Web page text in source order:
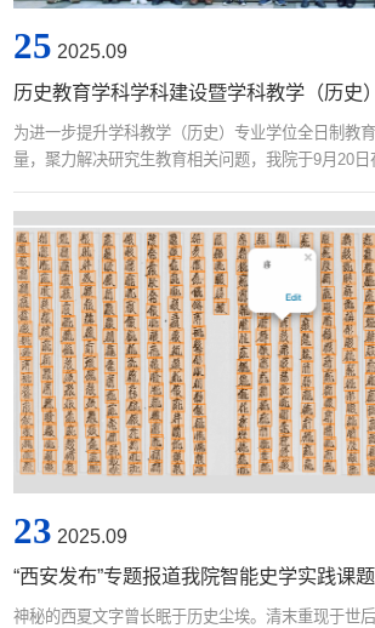
25 2025.09
为进一步提升学科教学（历史）专业学位全日制教
量，聚力解决研究生教育相关问题，我院于9月20日
坛。学院党委书记孙伟、副院长郭响宏，西北师范
师范大学陈辉教授，内蒙古师范大学李艳洁教授，
安徽师范大学王德民教授，青海师范大学袁亚丽教
军教授，铜川市王益中学副校长、...
23 2025.09
“西安发布”专题报道我院智能史学实践课题
神秘的西夏文字曾长眠于历史尘埃。清末重现于世